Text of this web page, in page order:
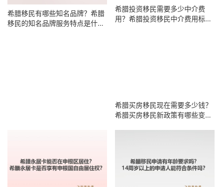
希腊移民有哪些知名品牌？希腊
移民的知名品牌服务特点是什
希腊投资移民需要多少中介费
用？希腊投资移民中介费用标准
希腊买房移民现在需要多少钱？
希腊买房移民新政策有哪些变